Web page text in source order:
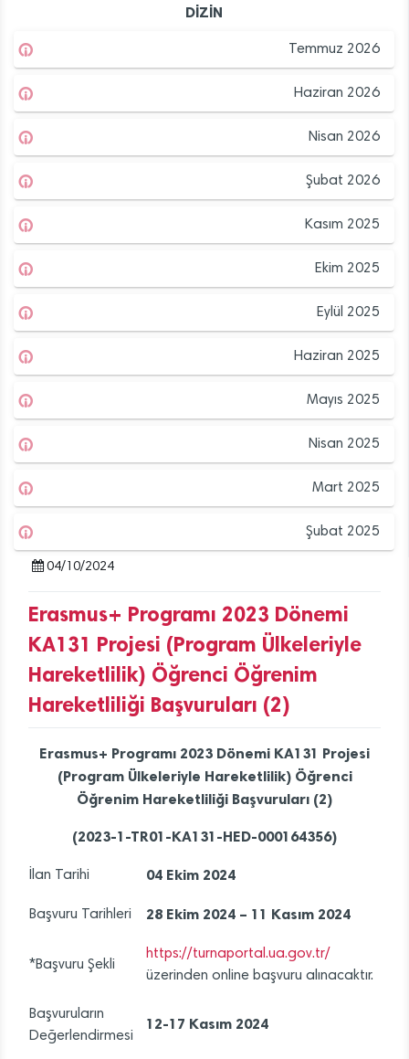
DİZİN
Temmuz 2026
Haziran 2026
Nisan 2026
Şubat 2026
Kasım 2025
Ekim 2025
Eylül 2025
Haziran 2025
Mayıs 2025
Nisan 2025
Mart 2025
Şubat 2025
04/10/2024
Erasmus+ Programı 2023 Dönemi
KA131 Projesi (Program Ülkeleriyle
Hareketlilik) Öğrenci Öğrenim
Hareketliliği Başvuruları (2)
Erasmus+ Programı 2023 Dönemi KA131 Projesi
(Program Ülkeleriyle Hareketlilik) Öğrenci
Öğrenim Hareketliliği Başvuruları (2)
(2023-1-TR01-KA131-HED-000164356)
İlan Tarihi 04 Ekim 2024
Başvuru Tarihleri 28 Ekim 2024 – 11 Kasım 2024
*Başvuru Şekli
https://turnaportal.ua.gov.tr/
üzerinden online başvuru alınacaktır.
Başvuruların
Değerlendirmesi
12-17 Kasım 2024